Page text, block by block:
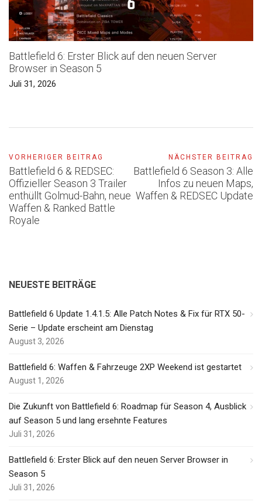
Battlefield 6: Erster Blick auf den neuen Server
Browser in Season 5
Juli 31, 2026
VORHERIGER BEITRAG
Battlefield 6 & REDSEC:
Offizieller Season 3 Trailer
enthüllt Golmud-Bahn, neue
Waffen & Ranked Battle
Royale
NÄCHSTER BEITRAG
Battlefield 6 Season 3: Alle
Infos zu neuen Maps,
Waffen & REDSEC Update
NEUESTE BEITRÄGE
Battlefield 6 Update 1.4.1.5: Alle Patch Notes & Fix für RTX 50-
Serie – Update erscheint am Dienstag
August 3, 2026
Battlefield 6: Waffen & Fahrzeuge 2XP Weekend ist gestartet
August 1, 2026
Die Zukunft von Battlefield 6: Roadmap für Season 4, Ausblick
auf Season 5 und lang ersehnte Features
Juli 31, 2026
Battlefield 6: Erster Blick auf den neuen Server Browser in
Season 5
Juli 31, 2026